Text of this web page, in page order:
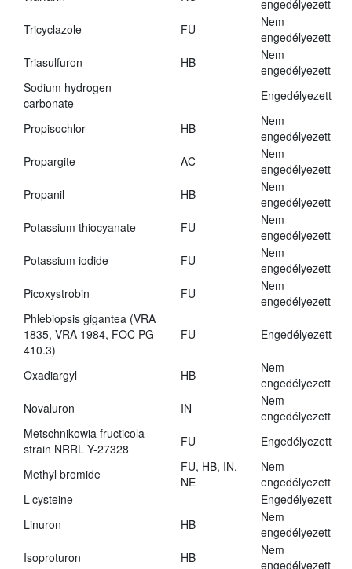
engedélyezett
Tricyclazole
FU
Nem
engedélyezett
Triasulfuron
HB
Nem
engedélyezett
Sodium hydrogen
carbonate
Engedélyezett
Propisochlor HB
Nem
engedélyezett
Propargite
AC
Nem
engedélyezett
Propanil
HB
Nem
engedélyezett
Potassium thiocyanate
FU
Nem
engedélyezett
Potassium iodide
FU
Nem
engedélyezett
Picoxystrobin
FU
Nem
engedélyezett
Phlebiopsis gigantea (VRA
1835, VRA 1984, FOC PG
410.3)
FU Engedélyezett
Oxadiargyl HB
Nem
engedélyezett
Novaluron
IN
Nem
engedélyezett
Metschnikowia fructicola
strain NRRL Y-27328
FU Engedélyezett
Methyl bromide
FU, HB, IN,
NE
Nem
engedélyezett
L-cysteine
Engedélyezett
Linuron
HB
Nem
engedélyezett
Isoproturon
HB
Nem
engedélyezett